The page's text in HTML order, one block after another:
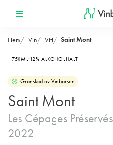
Hem Vin Vitt Saint Mont
750ML 12% ALKOHOLHALT
Granskad av Vinbörsen
Saint Mont
Les Cépages Préservés
2022